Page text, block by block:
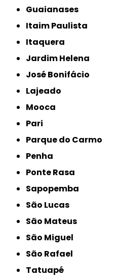
Guaianases
Itaim Paulista
Itaquera
Jardim Helena
José Bonifácio
Lajeado
Mooca
Pari
Parque do Carmo
Penha
Ponte Rasa
Sapopemba
São Lucas
São Mateus
São Miguel
São Rafael
Tatuapé